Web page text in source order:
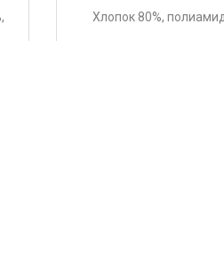
Хлопок 80%,